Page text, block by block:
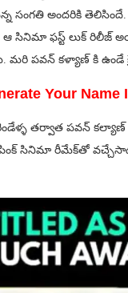
సంగతి అందరికి
ఆ సినిమా ఫస్ట్ లుక్ రిలీజ్
మరి పవన్ కళ్యాణ్ కి ఉండే
Your Name
రెండేళ్ళ తర్వాత పవన్
పింక్ సినిమా రీమేక్‌తో